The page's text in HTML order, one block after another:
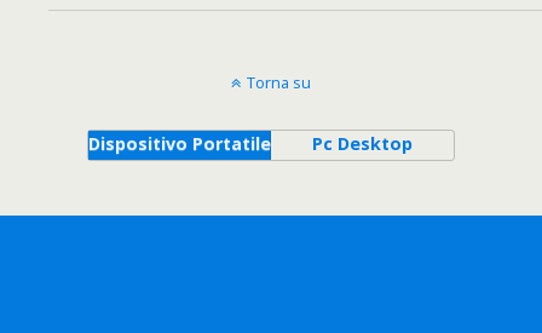
Torna su
Dispositivo Portatile Pc Desktop